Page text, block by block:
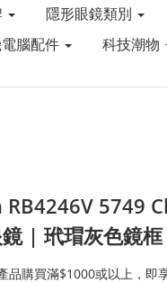
隱形眼鏡類別
腦配件 科技潮物
RB4246V 5749
| 玳瑁灰色鏡框
品購買滿$1000或以上，即